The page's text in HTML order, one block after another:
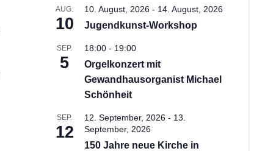
AUG.
10
10. August, 2026- 14. August, 2026
Jugendkunst-Workshop
SEP.
5
18:00- 19:00
Orgelkonzert mit
Gewandhausorganist Michael
Schönheit
SEP.
12
12. September, 2026- 13.
September, 2026
150 Jahre neue Kirche in